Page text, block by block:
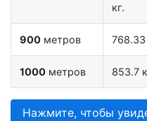
кг.
900 метров 768.33
1000 метров 853.7
Нажмите, чтобы